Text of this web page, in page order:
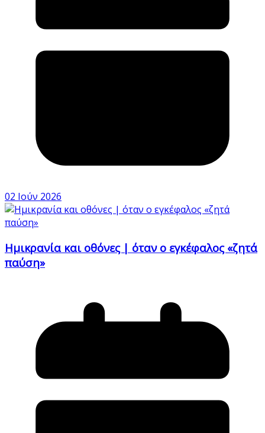
02 Ιούν 2026
Ημικρανία και οθόνες | όταν ο εγκέφαλος «ζητά
παύση»